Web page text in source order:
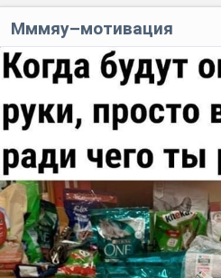
Мммяу–мотивация